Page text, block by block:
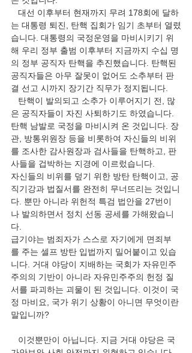
대선 이후부터 현재까지 무려 178회에 달하
는 대통령 퇴진, 탄핵 집회가 임기 초부터 열렸
습니다. 대통령의 국정운영을 마비시키기 위
해 우리 정부 출범 이후부터 지금까지 수십 명
의 정부 공직자 탄핵을 추진했습니다. 탄핵된
공직자들은 아무 잘못이 없어도 소추부터 판
결 선고 시까지 장기간 직무가 정지됩니다.
탄핵이 발의되고 소추가 이루어지기 전, 많
은 공직자들이 자진 사퇴하기도 하였습니다.
탄핵 남발로 국정을 마비시켜 온 것입니다. 장
관, 방통위원장 등을 비롯하여 자신들의 비위
를 조사한 감사원장과 검사들을 탄핵하고, 판
사들을 겁박하는 지경에 이르렀습니다.
자신들의 비위를 덮기 위한 방탄 탄핵이고, 공
직기강과 법질서를 완전히 무너뜨리는 것입니
다. 뿐만 아니라 위헌적 특검 법안을 27번이
나 발의하면서 정치 선동 공세를 가해왔습니
다.
급기야는 범죄자가 스스로 자기에게 면죄부
를 주는 셀프 방탄 입법까지 밀어붙이고 있습
니다. 거대 야당이 지배하는 국회가 자유민주
주의의 기반이 아니라 자유민주주의 헌정 질
서를 파괴하는 괴물이 된 것입니다. 이것이 국
정 마비요, 국가 위기 상황이 아니면 무엇이란
말입니까?
이것뿐만이 아닙니다. 지금 거대 야당은 국